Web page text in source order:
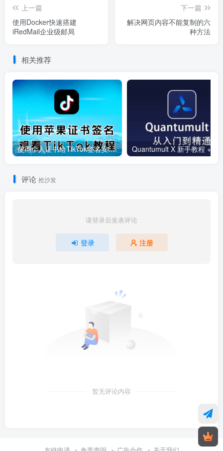
上一篇
使用Docker快速搭建
iRedMail企业级邮局
下一篇
解决网页内容不能复制的六
种方法
相关推荐
使用个人证书给TikTok签名安装(视频)
评论 抢沙发
请登录后发表评论
登录 注册
暂无评论内容